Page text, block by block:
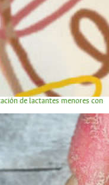
de lactantes menores con